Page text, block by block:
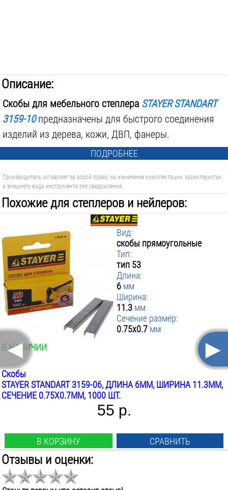
Описание:
Скобы для мебельного степлера STAYER STANDART
3159-10предназначены для быстрого соединения
изделий из дерева, кожи, ДВП, фанеры.
ПОДРОБНЕЕ
Производитель оставляет за собой право на изменение комплектации, характеристик
и внешнего вида инструмента без уведомления.
Похожие для степлеров и нейлеров:
Вид:
скобы прямоугольные
Тип:
тип 53
Длина:
6 мм
Ширина:
11.3 мм
Сечение размер:
0.75х0.7 мм
В НАЛИЧИИ
Скобы
STAYER STANDART 3159-06, ДЛИНА 6ММ, ШИРИНА 11.3ММ,
СЕЧЕНИЕ 0.75X0.7ММ, 1000 ШТ.
55 р.
В КОРЗИНУ СРАВНИТЬ
◄ ►
Отзывы и оценки: